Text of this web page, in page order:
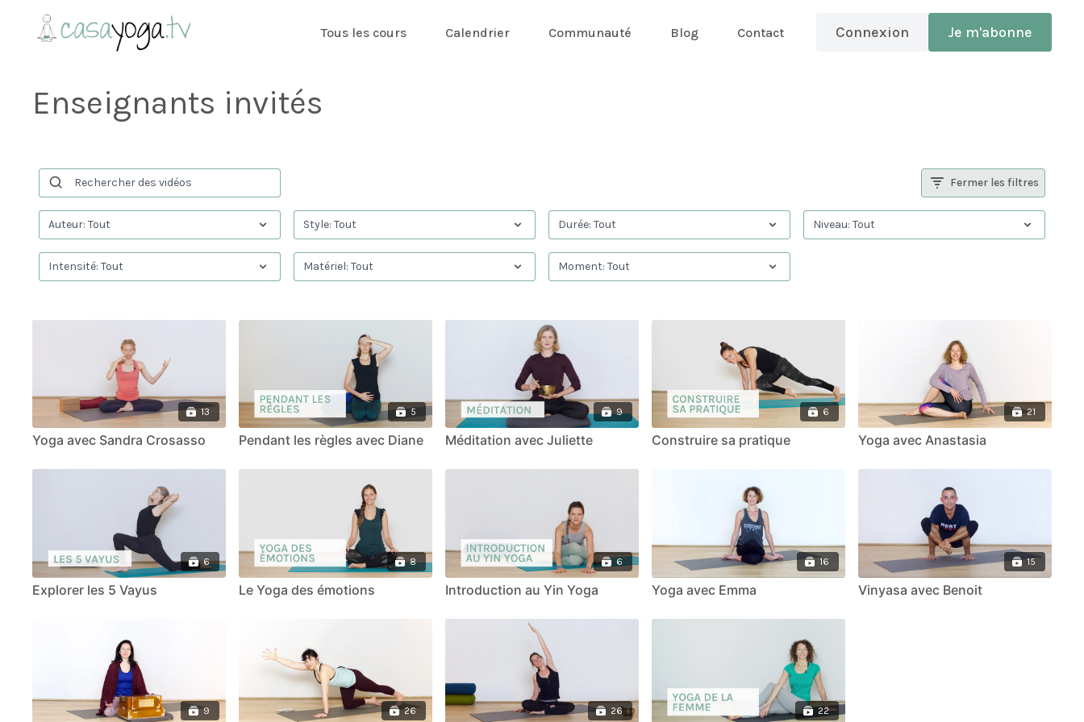
Tous les cours Calendrier Communauté Blog Contact Connexion Je m'abonne
Enseignants invités
Fermer les filtres
13
Yoga avec Sandra Crosasso
5
Pendant les règles avec Diane
9
Méditation avec Juliette
6
Construire sa pratique
21
Yoga avec Anastasia
6
Explorer les 5 Vayus
8
Le Yoga des émotions
6
Introduction au Yin Yoga
16
Yoga avec Emma
15
Vinyasa avec Benoit
9 26 26 22